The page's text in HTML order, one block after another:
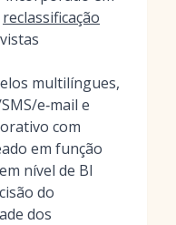
reclassificação
multilíngues,
e‑mail e
com
em função
nível de BI
do
dos